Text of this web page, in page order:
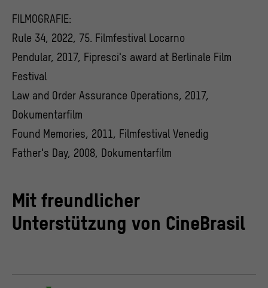
FILMOGRAFIE:
Rule 34, 2022, 75. Filmfestival Locarno
Pendular, 2017, Fipresci′s award at Berlinale Film
Festival
Law and Order Assurance Operations, 2017,
Dokumentarfilm
Found Memories, 2011, Filmfestival Venedig
Father′s Day, 2008, Dokumentarfilm
Mit freundlicher
Unterstützung von CineBrasil